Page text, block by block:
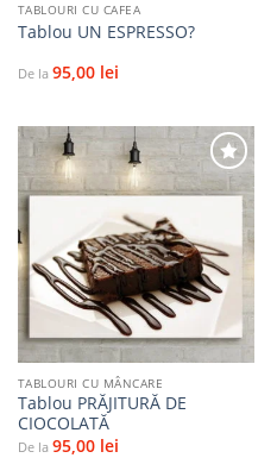
TABLOURI CU CAFEA
Tablou UN ESPRESSO?
De la 95,00 lei
la
favorite
TABLOURI CU MÂNCARE
Tablou PRĂJITURĂ DE
CIOCOLATĂ
De la 95,00 lei